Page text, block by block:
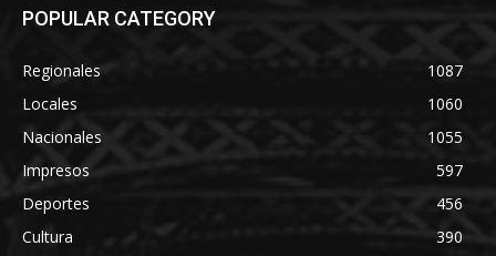
POPULAR CATEGORY
Regionales
1087
Locales
1060
Nacionales
1055
Impresos
597
Deportes
456
Cultura
390